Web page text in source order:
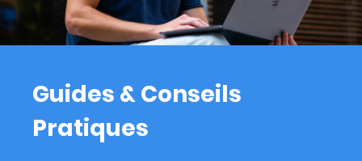
Guides & Conseils
Pratiques